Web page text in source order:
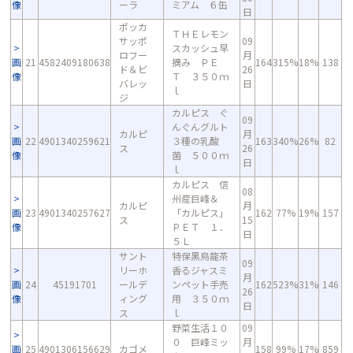
像 ーラ ミアム ６缶
日
画
像
21 4582409180638
ポッカ
サッポ
ロフー
ド＆ビ
バレッ
ジ
ＴＨＥレモン
スカッシュ早
摘み ＰＥ
Ｔ ３５０ｍ
ｌ
09
月
26
日
164315%18% 138
画
像
22 4901340259621
カルピ
ス
カルピス ぐ
んぐんグルト
３種の乳酸
菌 ５００ｍ
ｌ
09
月
26
日
163340%26% 82
画
像
23 4901340257627
カルピ
ス
カルピス 信
州産巨峰＆
「カルピス」
ＰＥＴ １．
５Ｌ
08
月
15
日
162 77% 19% 157
画
像
24 45191701
サント
リーホ
ールデ
ィング
ス
特保黒烏龍茶
香るジャスミ
ンペット手売
用 ３５０ｍ
ｌ
09
月
26
日
162523%31% 146
画 25 4901306156629 カゴメ
野菜生活１０
０ 巨峰ミッ
09
月
158 99% 17% 859